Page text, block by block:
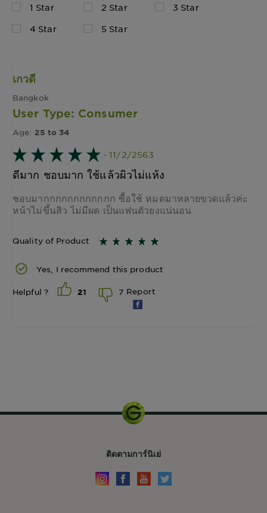
1 Star 2 Star
3 Star
4 Star
5 Star
เกวดี
Bangkok
User Type: Consumer
Age: 25 to 34
- 11/2/2563
ดีมาก ชอบมาก ใช้แล้วผิวไม่แห้ง
ชอบมากกกกกกกกกกกก ซื้อใช้ หมดมาหลายขวดแล้วค่ะ
หน้าไม่ขึ้นสิว ไม่มีผด เป็นแฟนตัวยงแน่นอน
Quality of Product
Yes, I recommend this product
Helpful ? 21 7 Report
ติดตามการ์นิเย่